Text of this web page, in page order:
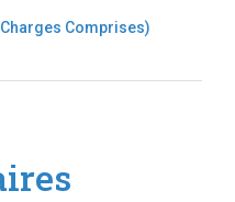
Comprises)